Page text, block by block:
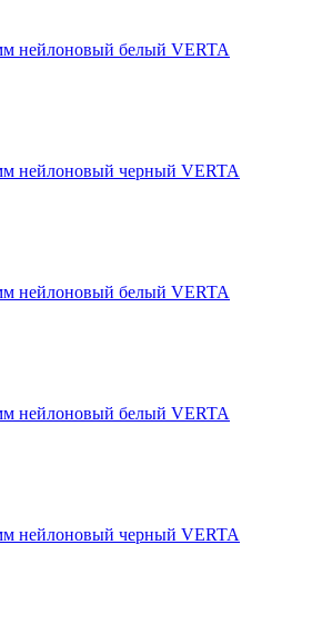
нейлоновый белый VERTA
нейлоновый черный VERTA
нейлоновый белый VERTA
нейлоновый белый VERTA
нейлоновый черный VERTA